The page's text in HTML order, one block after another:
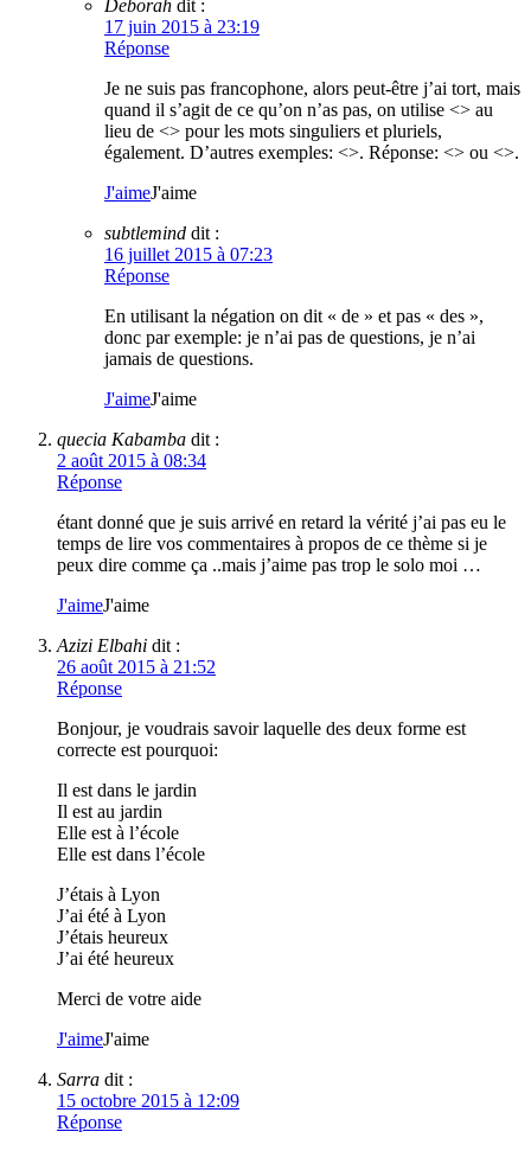
Deborah dit :
17 juin 2015 à 23:19
Réponse
Je ne suis pas francophone, alors peut-être j’ai tort, mais
quand il s’agit de ce qu’on n’as pas, on utilise <> au
lieu de <> pour les mots singuliers et pluriels,
également. D’autres exemples: <>. Réponse: <> ou <>.
J'aimeJ'aime
subtlemind dit :
16 juillet 2015 à 07:23
Réponse
En utilisant la négation on dit « de » et pas « des »,
donc par exemple: je n’ai pas de questions, je n’ai
jamais de questions.
J'aimeJ'aime
quecia Kabamba dit :
2 août 2015 à 08:34
Réponse
étant donné que je suis arrivé en retard la vérité j’ai pas eu le
temps de lire vos commentaires à propos de ce thème si je
peux dire comme ça ..mais j’aime pas trop le solo moi …
J'aimeJ'aime
Azizi Elbahi dit :
26 août 2015 à 21:52
Réponse
Bonjour, je voudrais savoir laquelle des deux forme est
correcte est pourquoi:
Il est dans le jardin
Il est au jardin
Elle est à l’école
Elle est dans l’école
J’étais à Lyon
J’ai été à Lyon
J’étais heureux
J’ai été heureux
Merci de votre aide
J'aimeJ'aime
Sarra dit :
15 octobre 2015 à 12:09
Réponse